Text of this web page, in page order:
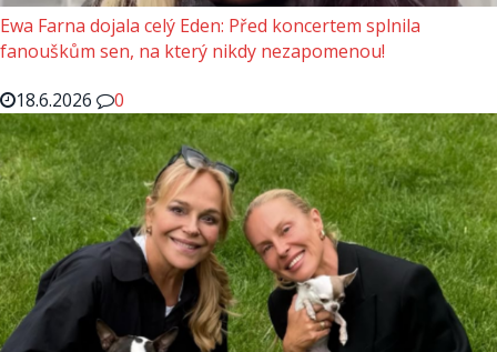
Ewa Farna dojala celý Eden: Před koncertem splnila
fanouškům sen, na který nikdy nezapomenou!
18.6.2026
0